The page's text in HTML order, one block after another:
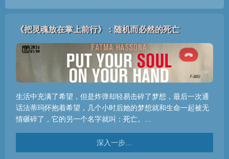
《把灵魂放在掌上前行》：随机而必然的死亡
生活中充满了希望，但是炸弹却轻易击碎了梦想，最后一次通
话法蒂玛怀抱着希望，几个小时后她的梦想就和生命一起被无
情碾碎了，它的另一个名字就叫：死亡。...
深入一步…